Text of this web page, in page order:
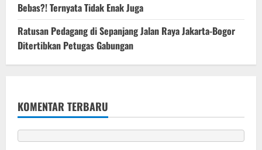
Bebas?! Ternyata Tidak Enak Juga
Ratusan Pedagang di Sepanjang Jalan Raya Jakarta-Bogor
Ditertibkan Petugas Gabungan
KOMENTAR TERBARU